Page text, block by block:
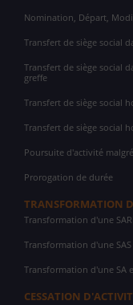
Nomination, Départ,
Transfert de siège social
Transfert de siège social
greffe
Transfert de siège social
Transfert de siège social
Poursuite d'activité
Prorogation de durée
TRANSFORMATION
Transformation d'une
Transformation d'une SAS
Transformation d'une SA
CESSATION